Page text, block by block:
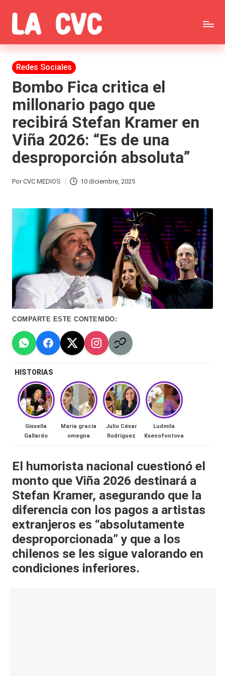
Saltar
al
contenido
C
o
p
u
c
h
a
s
y
ar
á
n
d
ul
a
C
hi
le
n
a
🔥
al
it
y
s,
T
V
y
Todas
las
noticias
de
la
farándula,
Realitys,
Tierra
Gran
Hermano
-
Tendencias
Exclusivas
-
Tv
redes
lacvc.com
Publicada
en
Redes Sociales
Bombo Fica critica el
millonario pago que
recibirá Stefan Kramer en
Viña 2026: “Es de una
desproporción absoluta”
Publicado
PorCVC MEDIOS 10 diciembre, 2025
COMPARTE ESTE CONTENIDO:
HISTORIAS
Gissella
Gallardo
Maria gracia
omegna
Julio César
Rodríguez
Ludmila
Ksenofontova
El humorista nacional cuestionó el
monto que Viña 2026 destinará a
Stefan Kramer, asegurando que la
diferencia con los pagos a artistas
extranjeros es “absolutamente
desproporcionada” y que a los
chilenos se les sigue valorando en
condiciones inferiores.